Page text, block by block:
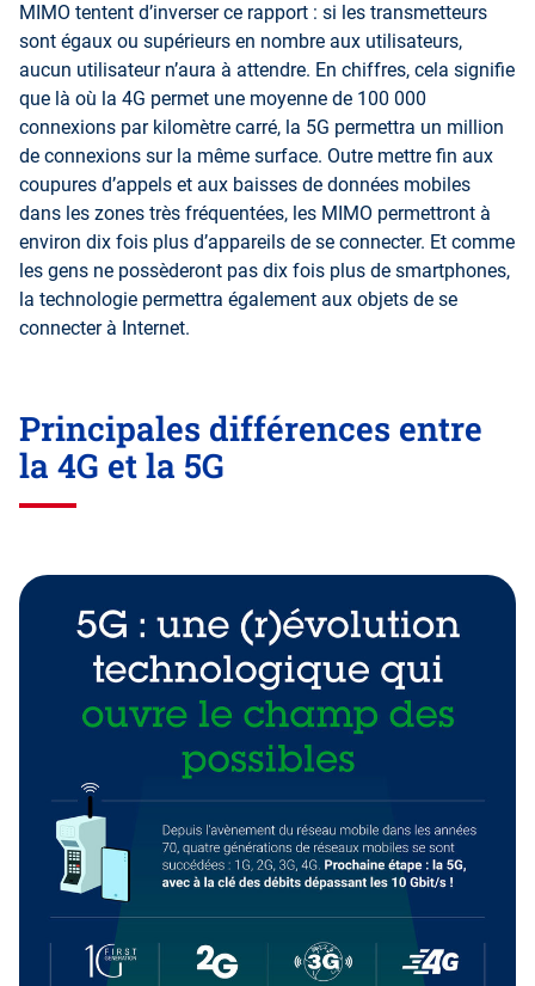
MIMO tentent d’inverser ce rapport : si les transmetteurs
sont égaux ou supérieurs en nombre aux utilisateurs,
aucun utilisateur n’aura à attendre. En chiffres, cela signifie
que là où la 4G permet une moyenne de 100 000
connexions par kilomètre carré, la 5G permettra un million
de connexions sur la même surface. Outre mettre fin aux
coupures d’appels et aux baisses de données mobiles
dans les zones très fréquentées, les MIMO permettront à
environ dix fois plus d’appareils de se connecter. Et comme
les gens ne possèderont pas dix fois plus de smartphones,
la technologie permettra également aux objets de se
connecter à Internet.
Principales différences entre
la 4G et la 5G